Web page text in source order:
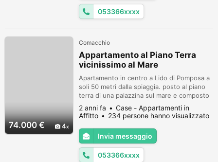
accessoriato con box doccia e un balcone.
L' a...
053366xxxx
74.000 € 4
Comacchio
Appartamento al Piano Terra
vicinissimo al Mare
Apartamento in centro a Lido di Pomposa a
soli 50 metri dalla spiaggia. posto al piano
terra di una palazzina sul mare e composto
da soggiorno con angolo cottu,
bagno,camera matrimoniale e ripostiglio.
riscaldamento autonomo. Telefono 0533
381232 Lucia e Valeria per fiisare
appuntamento per visione immobile. Rif.
Lucki Per maggiori informazioni : Agenzia
Ori...
2 anni fa
Case - Appartamenti in
Affitto
234 persone hanno visualizzato
Invia messaggio
053366xxxx